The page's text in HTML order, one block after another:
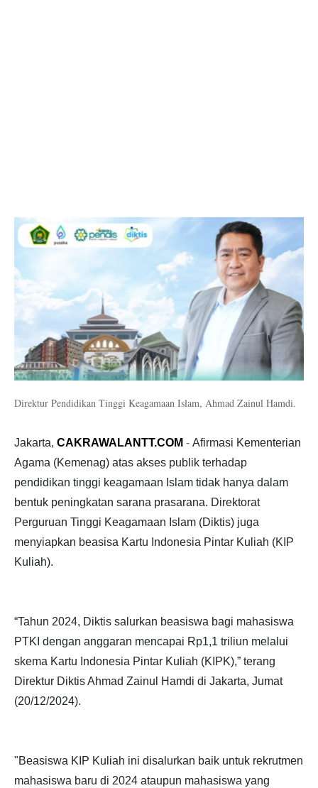
Direktur Pendidikan Tinggi Keagamaan Islam, Ahmad Zainul Hamdi.
Jakarta, CAKRAWALANTT.COM - Afirmasi Kementerian
Agama (Kemenag) atas akses publik terhadap
pendidikan tinggi keagamaan Islam tidak hanya dalam
bentuk peningkatan sarana prasarana. Direktorat
Perguruan Tinggi Keagamaan Islam (Diktis) juga
menyiapkan beasisa Kartu Indonesia Pintar Kuliah (KIP
Kuliah).
“Tahun 2024, Diktis salurkan beasiswa bagi mahasiswa
PTKI dengan anggaran mencapai Rp1,1 triliun melalui
skema Kartu Indonesia Pintar Kuliah (KIPK),” terang
Direktur Diktis Ahmad Zainul Hamdi di Jakarta, Jumat
(20/12/2024).
"Beasiswa KIP Kuliah ini disalurkan baik untuk rekrutmen
mahasiswa baru di 2024 ataupun mahasiswa yang